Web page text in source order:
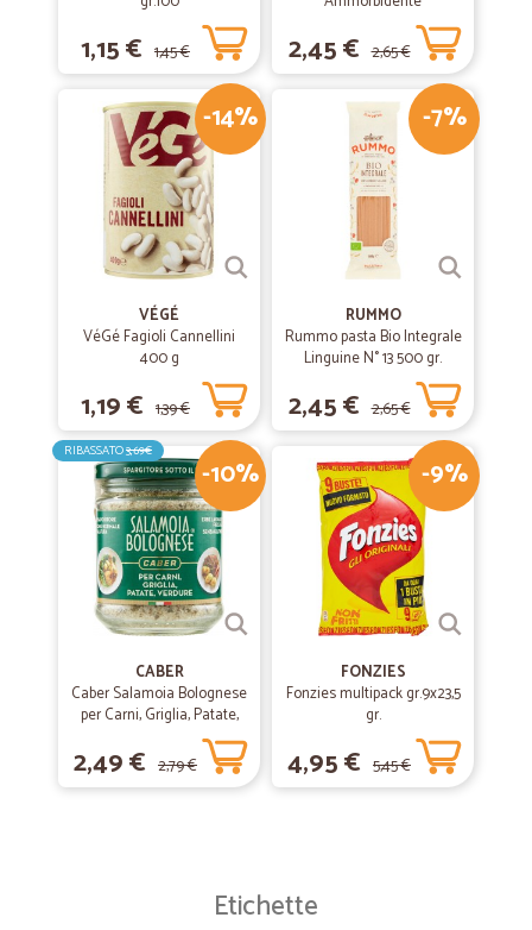
1,15 € 1,45 €
Concentrato Carezza
d'Argan 600 ml
2,45 € 2,65 €
-14%
VÉGÉ
VéGé Fagioli Cannellini
400 g
1,19 € 1,39 €
-7%
RUMMO
Rummo pasta Bio Integrale
Linguine N° 13 500 gr.
2,45 € 2,65 €
-10%
RIBASSATO3,69€
CABER
Caber Salamoia Bolognese
per Carni, Griglia, Patate,
Verdure 200 gr.
2,49 € 2,79 €
-9%
FONZIES
Fonzies multipack gr.9x23,5
gr.
4,95 € 5,45 €
Etichette